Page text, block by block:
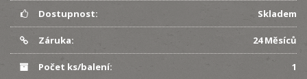
Dostupnost: Skladem
Záruka: 24 Měsíců
Počet ks/balení: 1